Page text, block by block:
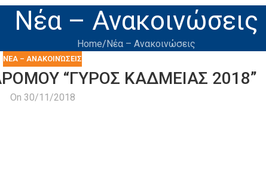
Νέα – Ανακοινώσεις
Home Νέα – Ανακοινώσεις
ΝΈΑ – ΑΝΑΚΟΙΝΏΣΕΙΣ
“ΓΥΡΟΣ ΚΑΔΜΕΙΑΣ 2018”
On 30/11/2018